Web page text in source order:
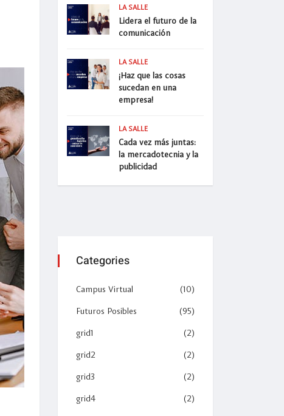
LA SALLE
Lidera el futuro de la
comunicación
LA SALLE
¡Haz que las cosas
sucedan en una
empresa!
LA SALLE
Cada vez más juntas:
la mercadotecnia y la
publicidad
Categories
Campus Virtual (10)
Futuros Posibles (95)
grid1 (2)
grid2 (2)
grid3 (2)
grid4 (2)